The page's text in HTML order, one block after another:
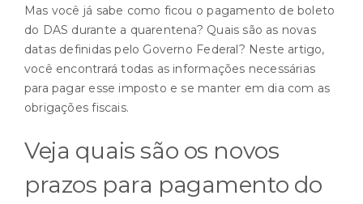
Mas você já sabe como ficou o pagamento de boleto
do DAS durante a quarentena? Quais são as novas
datas definidas pelo Governo Federal? Neste artigo,
você encontrará todas as informações necessárias
para pagar esse imposto e se manter em dia com as
obrigações fiscais.
Veja quais são os novos
prazos para pagamento do